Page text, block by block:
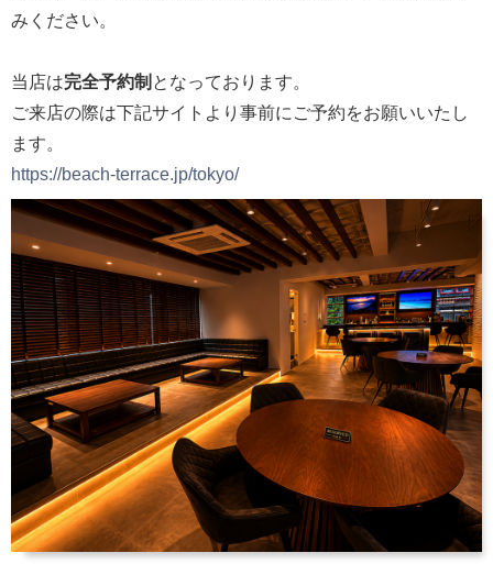
みください。
当店は完全予約制 となっております。
ご来店の際は下記サイトより事前にご予約をお願いいたし
ます。
https://beach-terrace.jp/tokyo/